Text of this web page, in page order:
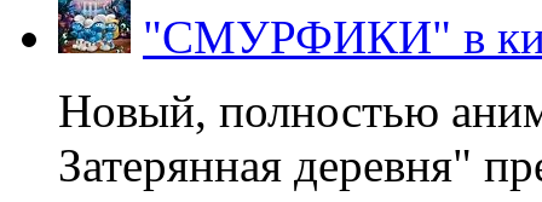
"СМУРФИКИ" в
Новый, полностью
Затерянная деревня"